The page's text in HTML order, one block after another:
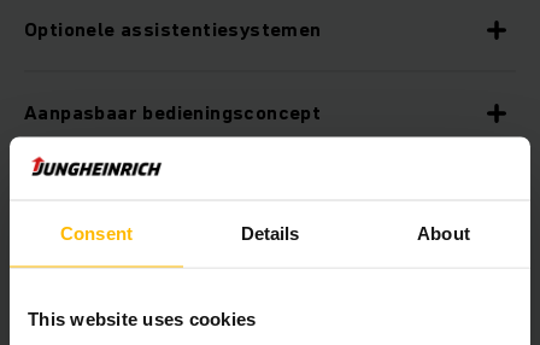
Consent Details About
This website uses cookies
Optionele assistentiesystemen
Aanpasbaar bedieningsconcept